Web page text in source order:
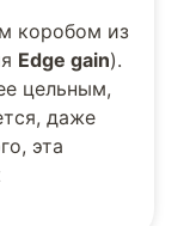
коробом из
Edge gain).
цельным,
даже
эта